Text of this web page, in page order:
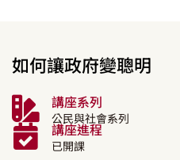
如何讓政府變聰明
講座系列
公民與社會系列
講座進程
已開課